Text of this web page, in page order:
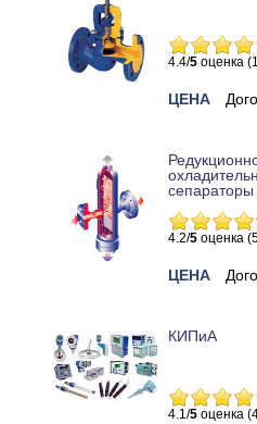
4.4/5 оценка
ЦЕНА
сепараторы
4.2/5 оценка
ЦЕНА
КИПиА
4.1/5 оценка